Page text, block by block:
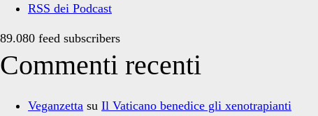
RSS dei Podcast
89.080 feed subscribers
Commenti recenti
Veganzetta su Il Vaticano benedice gli xenotrapianti